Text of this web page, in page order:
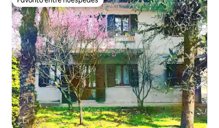
Favorito entre huéspedes